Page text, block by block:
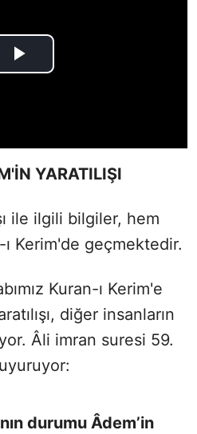
YARATILIŞI
ile ilgili bilgiler, hem
Kerim'de geçmektedir.
Kuran-ı Kerim'e
diğer insanların
Âli imran suresi 59.
durumu Âdem’in